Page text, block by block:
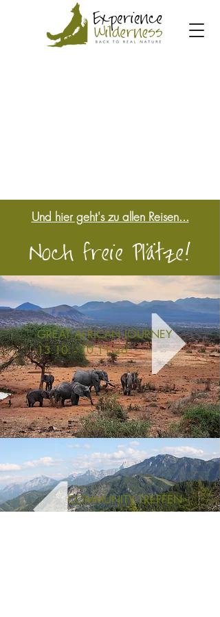
Und hier geht's zu allen Reisen...
Noch freie Plätze!
GREAT AFRICAN JOURNEY
13.10. - 10.11.26
COMMUNITY TREFFEN
18.09. - 20.09.26